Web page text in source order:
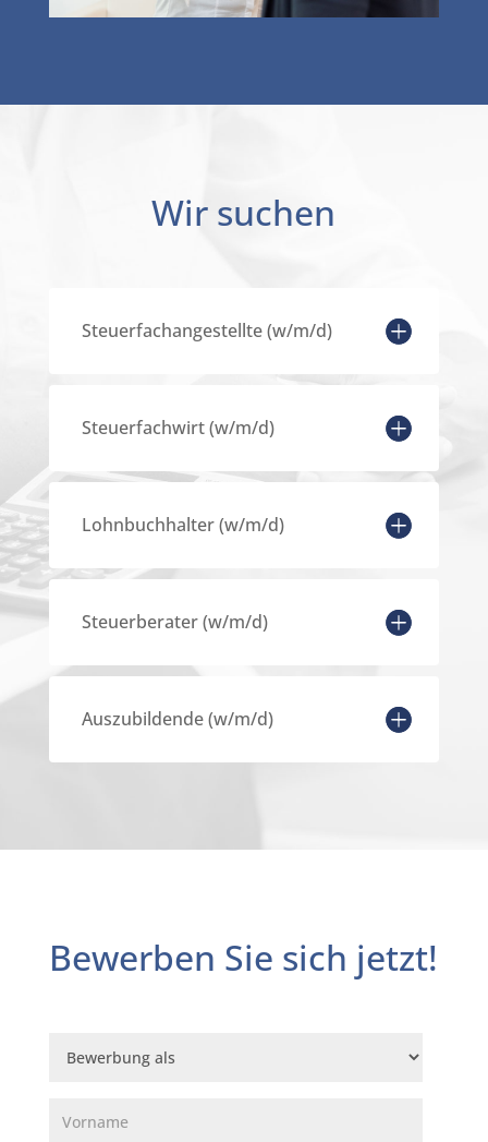
Wir suchen
Steuerfachangestellte (w/m/d)
Steuerfachwirt (w/m/d)
Lohnbuchhalter (w/m/d)
Steuerberater (w/m/d)
Auszubildende (w/m/d)
Bewerben Sie sich jetzt!